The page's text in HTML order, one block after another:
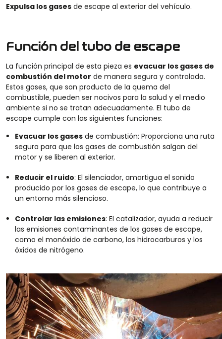
Expulsa los gases de escape al exterior del vehículo.
Función del tubo de escape
La función principal de esta pieza es evacuar los gases de
combustión del motor de manera segura y controlada.
Estos gases, que son producto de la quema del
combustible, pueden ser nocivos para la salud y el medio
ambiente si no se tratan adecuadamente. El tubo de
escape cumple con las siguientes funciones:
Evacuar los gases de combustión: Proporciona una ruta
segura para que los gases de combustión salgan del
motor y se liberen al exterior.
Reducir el ruido: El silenciador, amortigua el sonido
producido por los gases de escape, lo que contribuye a
un entorno más silencioso.
Controlar las emisiones: El catalizador, ayuda a reducir
las emisiones contaminantes de los gases de escape,
como el monóxido de carbono, los hidrocarburos y los
óxidos de nitrógeno.